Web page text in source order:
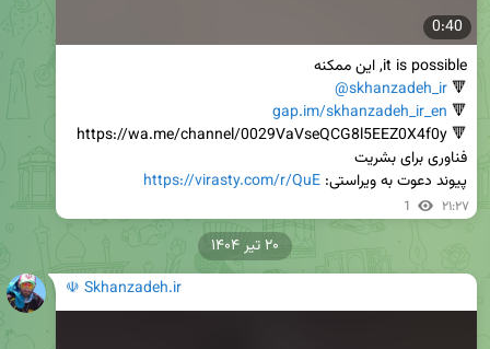
0:40
🔻
@skhanzadeh_ir
🔻
gap.im/skhanzadeh_ir_en
پیوند دعوت به ویراستی: https://virasty.com/r/QuE
1 ۲۱:۲۷
☫ Skhanzadeh.ir
۲۰ تیر ۱۴۰۴